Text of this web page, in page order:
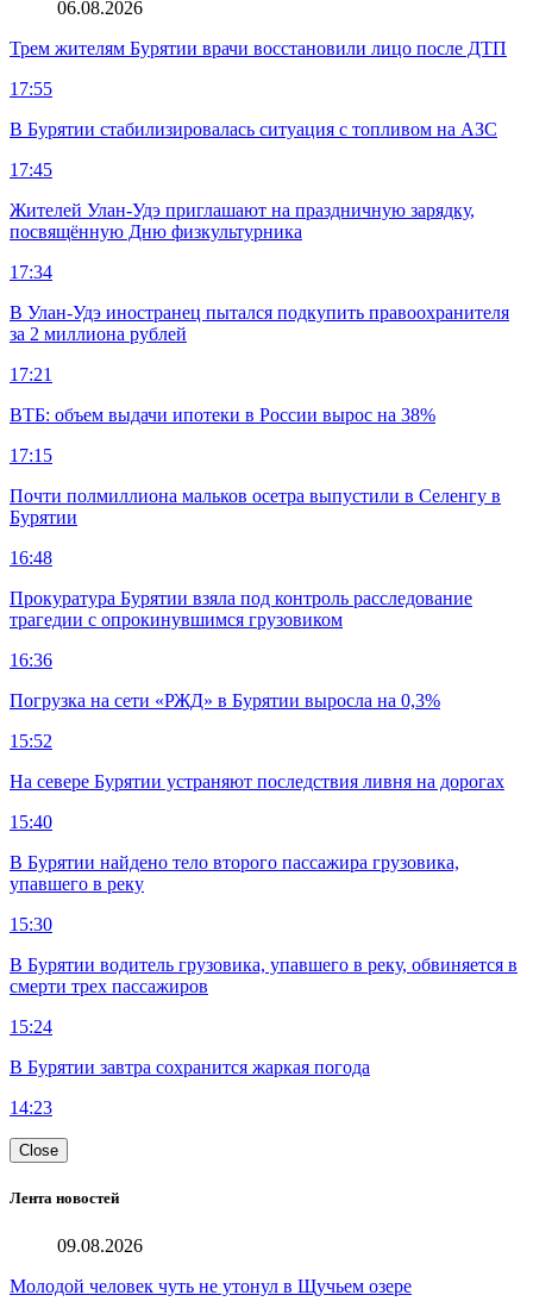
06.08.2026
Трем жителям Бурятии врачи восстановили лицо после ДТП
17:55
В Бурятии стабилизировалась ситуация с топливом на АЗС
17:45
Жителей Улан-Удэ приглашают на праздничную зарядку,
посвящённую Дню физкультурника
17:34
В Улан-Удэ иностранец пытался подкупить правоохранителя
за 2 миллиона рублей
17:21
ВТБ: объем выдачи ипотеки в России вырос на 38%
17:15
Почти полмиллиона мальков осетра выпустили в Селенгу в
Бурятии
16:48
Прокуратура Бурятии взяла под контроль расследование
трагедии с опрокинувшимся грузовиком
16:36
Погрузка на сети «РЖД» в Бурятии выросла на 0,3%
15:52
На севере Бурятии устраняют последствия ливня на дорогах
15:40
В Бурятии найдено тело второго пассажира грузовика,
упавшего в реку
15:30
В Бурятии водитель грузовика, упавшего в реку, обвиняется в
смерти трех пассажиров
15:24
В Бурятии завтра сохранится жаркая погода
14:23
Close
Лента новостей
09.08.2026
Молодой человек чуть не утонул в Щучьем озере